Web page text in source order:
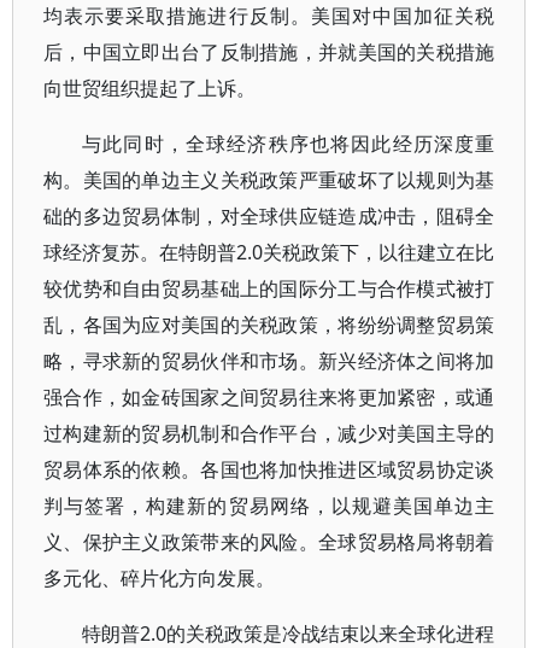
均表示要采取措施进行反制。美国对中国加征关税
后，中国立即出台了反制措施，并就美国的关税措施
向世贸组织提起了上诉。
与此同时，全球经济秩序也将因此经历深度重
构。美国的单边主义关税政策严重破坏了以规则为基
础的多边贸易体制，对全球供应链造成冲击，阻碍全
球经济复苏。在特朗普2.0关税政策下，以往建立在比
较优势和自由贸易基础上的国际分工与合作模式被打
乱，各国为应对美国的关税政策，将纷纷调整贸易策
略，寻求新的贸易伙伴和市场。新兴经济体之间将加
强合作，如金砖国家之间贸易往来将更加紧密，或通
过构建新的贸易机制和合作平台，减少对美国主导的
贸易体系的依赖。各国也将加快推进区域贸易协定谈
判与签署，构建新的贸易网络，以规避美国单边主
义、保护主义政策带来的风险。全球贸易格局将朝着
多元化、碎片化方向发展。
特朗普2.0的关税政策是冷战结束以来全球化进程